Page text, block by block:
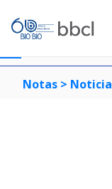
Notas > Noticia